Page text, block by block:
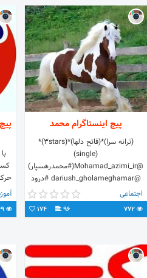
پیج اینستاگرام محمد
(ترانه سرا)*(فاتح دلها)*(3stars)*
(single)
@Mohamad_azimi_ir(#محمدرهسپار)
@dariush_gholameghamar #درود
#فدای_______دوست
#مرا_عهدیست_باجانان #بیاد_مادر
اجتماعی
772
96
174
949